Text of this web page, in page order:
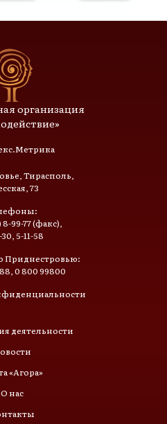
организация
Тирасполь,
73
8-99-77 (факс),
5-11-58
Приднестровью:
0 800 99800
деятельности
«Агора»
О нас